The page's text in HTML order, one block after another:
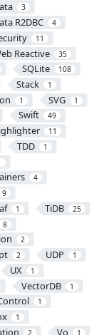
3
R2DBC 4
11
Reactive 35
SQLite 108
Stack 1
1 SVG 1
Swift 49
11
TDD 1
4
9
1 TiDB 25
8
2
2 UDP 1
UX 1
VectorDB 1
1
1
2 Vo 1